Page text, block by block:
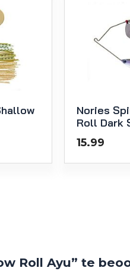
Nories
Roll Dark
15.99
Roll Ayu” te